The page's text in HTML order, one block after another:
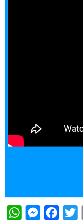
WhatsAppMessenger